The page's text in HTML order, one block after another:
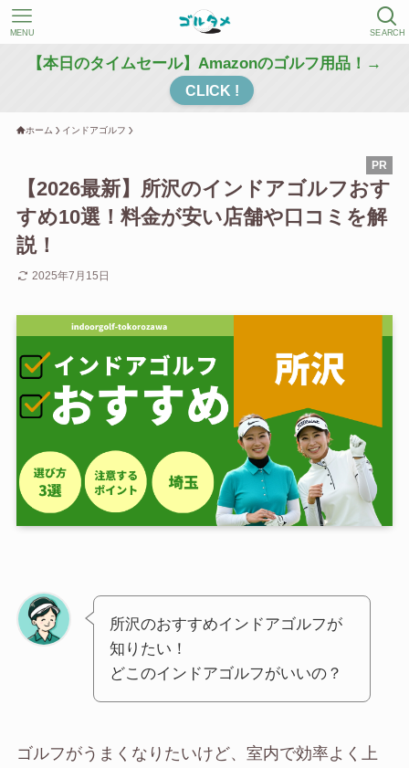
SEARCH
MENU
【本日のタイムセール】Amazonのゴルフ用品！→
CLICK !
ホーム インドアゴルフ
【2026最新】所沢のインドアゴルフおす
すめ10選！料金が安い店舗や口コミを解
説！
2025年7月15日
所沢のおすすめインドアゴルフが
知りたい！
どこのインドアゴルフがいいの？
ゴルフがうまくなりたいけど、室内で効率よく上